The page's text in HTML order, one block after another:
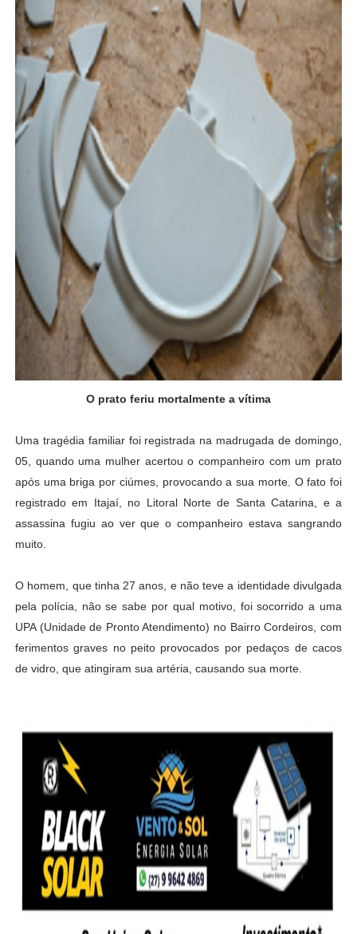
O prato feriu mortalmente a vítima
Uma tragédia familiar foi registrada na madrugada de domingo,
05, quando uma mulher acertou o companheiro com um prato
após uma briga por ciúmes, provocando a sua morte. O fato foi
registrado em Itajaí, no Litoral Norte de Santa Catarina, e a
assassina fugiu ao ver que o companheiro estava sangrando
muito.
O homem, que tinha 27 anos, e não teve a identidade divulgada
pela polícia, não se sabe por qual motivo, foi socorrido a uma
UPA (Unidade de Pronto Atendimento) no Bairro Cordeiros, com
ferimentos graves no peito provocados por pedaços de cacos
de vidro, que atingiram sua artéria, causando sua morte.